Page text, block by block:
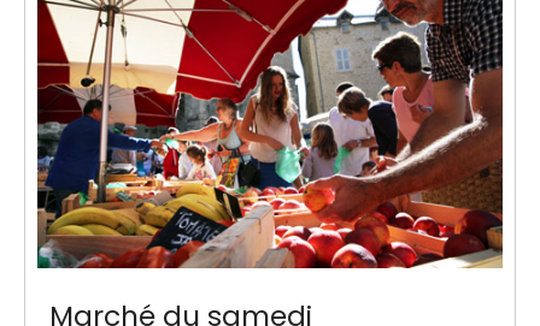
Marché du samedi